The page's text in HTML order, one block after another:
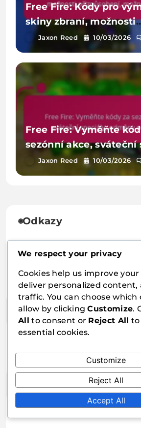
Free Fire: Kódy pro
skiny zbraní, možnosti
přizpůsobení, možnosti
Jaxon Reed 10/03/2026
Free Fire: Vyměňte
sezónní akce, sváteční
odměny pro hráče
Jaxon Reed 10/03/2026
Odkazy
Obsah
Hledat
Kategorie
We respect your privacy
Cookies help us improve
deliver personalized content,
traffic. You can choose which
allow by clickingCustomize.
All to consent or Reject All to
essential cookies.
Customize
Reject All
Accept All